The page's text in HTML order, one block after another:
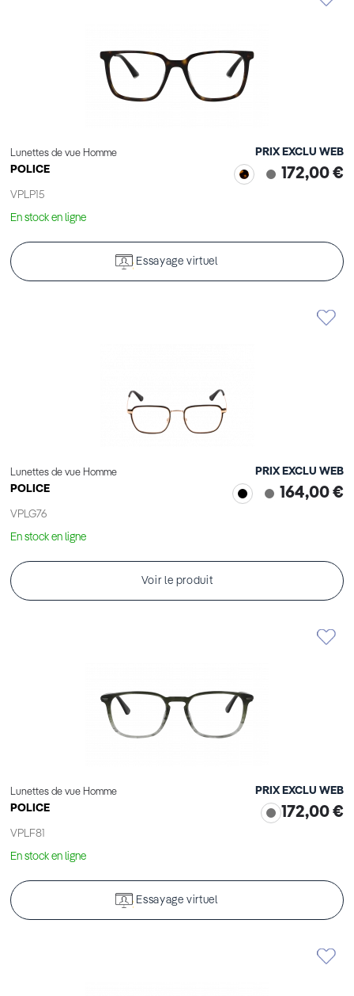
Lunettes de vue Homme
POLICE
VPLP15
PRIX EXCLU WEB
172,00 €
En stock en ligne
Essayage virtuel
Lunettes de vue Homme
POLICE
VPLG76
PRIX EXCLU WEB
164,00 €
En stock en ligne
Voir le produit
Lunettes de vue Homme
POLICE
VPLF81
PRIX EXCLU WEB
172,00 €
En stock en ligne
Essayage virtuel